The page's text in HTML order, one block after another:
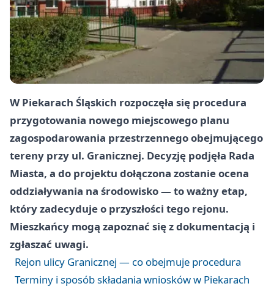
W Piekarach Śląskich rozpoczęła się procedura
przygotowania nowego miejscowego planu
zagospodarowania przestrzennego obejmującego
tereny przy ul. Granicznej. Decyzję podjęła Rada
Miasta, a do projektu dołączona zostanie ocena
oddziaływania na środowisko — to ważny etap,
który zadecyduje o przyszłości tego rejonu.
Mieszkańcy mogą zapoznać się z dokumentacją i
zgłaszać uwagi.
Rejon ulicy Granicznej — co obejmuje procedura
Terminy i sposób składania wniosków w Piekarach